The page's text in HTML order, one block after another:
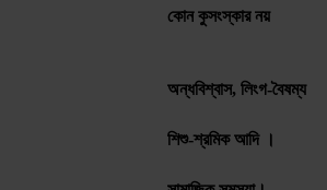
কোন কুসংস্কার নয়
অন্ধবিশ্বাস, লিংগ-বৈষম্য
শিশু-শ্রমিক আদি ।